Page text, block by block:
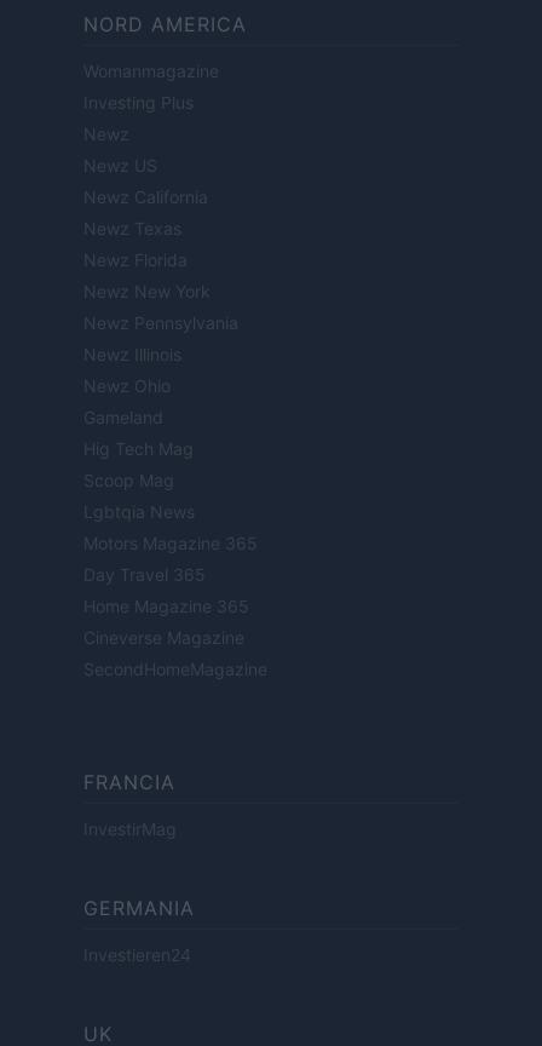
NORD AMERICA
Womanmagazine
Investing Plus
Newz
Newz US
Newz California
Newz Texas
Newz Florida
Newz New York
Newz Pennsylvania
Newz Illinois
Newz Ohio
Gameland
Hig Tech Mag
Scoop Mag
Lgbtqia News
Motors Magazine 365
Day Travel 365
Home Magazine 365
Cineverse Magazine
SecondHomeMagazine
FRANCIA
InvestirMag
GERMANIA
Investieren24
UK